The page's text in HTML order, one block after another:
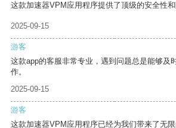
这款加速器VPM应用程序提供了顶级的安全性和
2025-09-15
游客
这款app的客服非常专业，遇到问题总是能够及
作。
2025-09-15
游客
这款加速器VPM应用程序已经为我们带来了无